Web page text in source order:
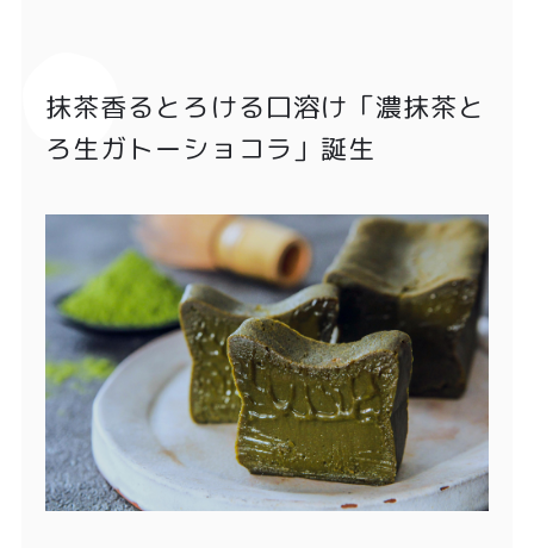
抹茶香るとろける口溶け「濃抹茶と
ろ生ガトーショコラ」誕生